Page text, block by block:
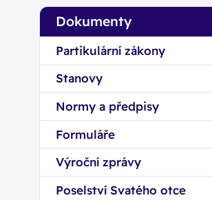
Dokumenty
Partikulární zákony
Stanovy
Normy a předpisy
Formuláře
Výroční zprávy
Poselství Svatého otce